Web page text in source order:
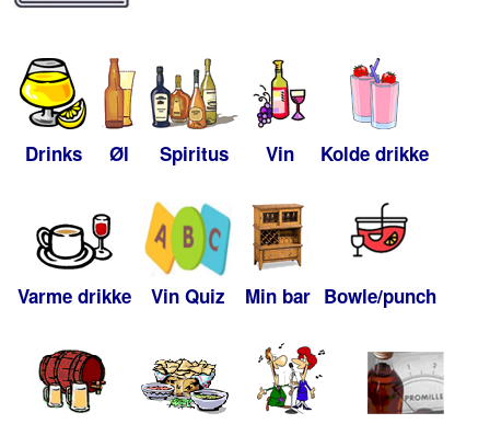
Drinks Øl Spiritus Vin Kolde drikke
Varme drikke Vin Quiz Min bar Bowle/punch